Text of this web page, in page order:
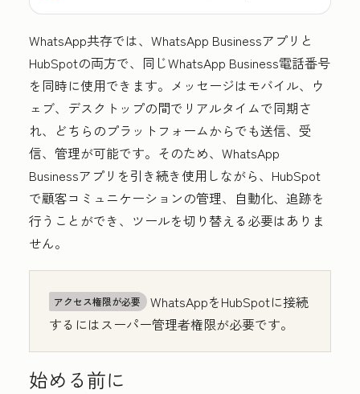
WhatsApp共存では、WhatsApp Businessアプリと
HubSpotの両方で、同じWhatsApp Business電話番号
を同時に使用できます。メッセージはモバイル、ウ
ェブ、デスクトップの間でリアルタイムで同期さ
れ、どちらのプラットフォームからでも送信、受
信、管理が可能です。そのため、WhatsApp
Businessアプリを引き続き使用しながら、HubSpot
で顧客コミュニケーションの管理、自動化、追跡を
行うことができ、ツールを切り替える必要はありま
せん。
アクセス権限が必要
WhatsAppをHubSpotに接続
するにはスーパー管理者権限が必要です。
始める前に